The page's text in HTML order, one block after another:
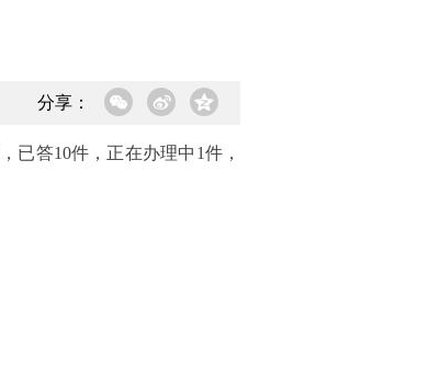
分享：
答10件，正在办理中1件，